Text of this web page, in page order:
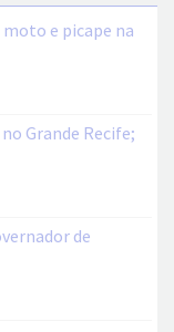
e picape na
Grande Recife;
de